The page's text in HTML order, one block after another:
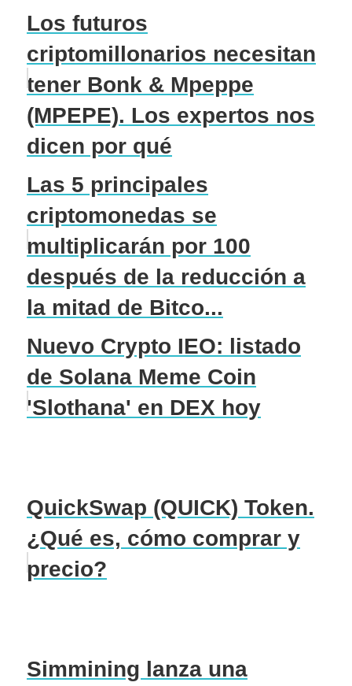
Los futuros
criptomillonarios necesitan
tener Bonk & Mpeppe
(MPEPE). Los expertos nos
dicen por qué
Las 5 principales
criptomonedas se
multiplicarán por 100
después de la reducción a
la mitad de Bitco...
Nuevo Crypto IEO: listado
de Solana Meme Coin
'Slothana' en DEX hoy
QuickSwap (QUICK) Token.
¿Qué es, cómo comprar y
precio?
Simmining lanza una